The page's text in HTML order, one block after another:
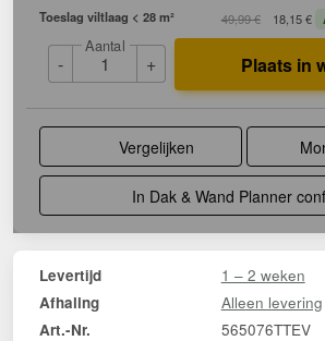
Toeslag viltlaag < 28 m²
49,99 € 18,15 €
-
Aantal
+ Plaats in
Vergelijken
In Dak & Wand Planner
Levertijd 1 – 2 weken
Afhaling Alleen levering
Art.-Nr. 565076TTEV